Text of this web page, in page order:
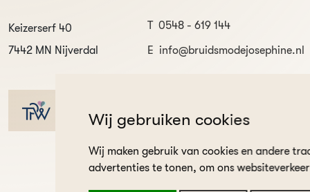
Wij gebruiken cookies
Wij maken gebruik van cookies en andere
advertenties te tonen, om ons
Keizerserf 40
7442 MN Nijverdal
T 0548 - 619 144
E info@bruidsmodejosephine.nl